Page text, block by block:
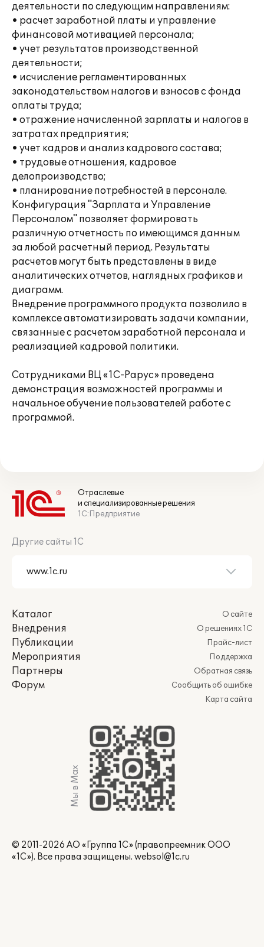
деятельности по следующим направлениям:
• расчет заработной платы и управление
финансовой мотивацией персонала;
• учет результатов производственной
деятельности;
• исчисление регламентированных
законодательством налогов и взносов с фонда
оплаты труда;
• отражение начисленной зарплаты и налогов в
затратах предприятия;
• учет кадров и анализ кадрового состава;
• трудовые отношения, кадровое
делопроизводство;
• планирование потребностей в персонале.
Конфигурация "Зарплата и Управление
Персоналом" позволяет формировать
различную отчетность по имеющимся данным
за любой расчетный период. Результаты
расчетов могут быть представлены в виде
аналитических отчетов, наглядных графиков и
диаграмм.
Внедрение программного продукта позволило в
комплексе автоматизировать задачи компании,
связанные с расчетом заработной персонала и
реализацией кадровой политики.
Сотрудниками ВЦ «1С-Рарус» проведена
демонстрация возможностей программы и
начальное обучение пользователей работе с
программой.
Отраслевые
и специализированные решения
1С:Предприятие
Другие сайты 1С
Каталог
Внедрения
Публикации
Мероприятия
Партнеры
Форум
О сайте
О решениях 1С
Прайс-лист
Поддержка
Обратная связь
Сообщить об ошибке
Карта сайта
Мы в Max
© 2011-2026 АО «Группа 1С» (правопреемник ООО
«1С»). Все права защищены. websol@1c.ru